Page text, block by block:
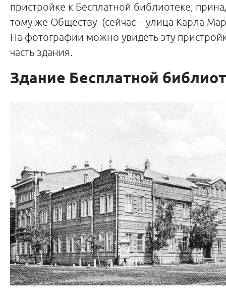
пристройке к Бесплатной библиотеке,
тому же Обществу (сейчас – улица Карла
На фотографии можно увидеть эту
часть здания.
Здание Бесплатной